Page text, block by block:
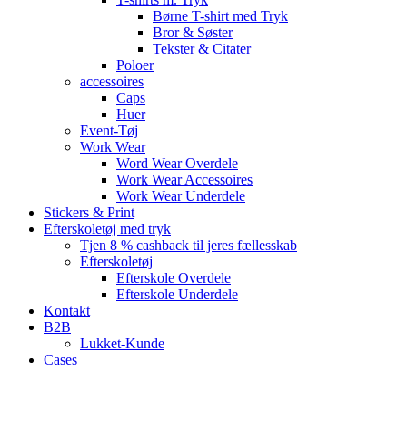
Børne T-shirt med Tryk
Bror & Søster
Tekster & Citater
Poloer
accessoires
Caps
Huer
Event-Tøj
Work Wear
Word Wear Overdele
Work Wear Accessoires
Work Wear Underdele
Stickers & Print
Efterskoletøj med tryk
Tjen 8 % cashback til jeres fællesskab
Efterskoletøj
Efterskole Overdele
Efterskole Underdele
Kontakt
B2B
Lukket-Kunde
Cases